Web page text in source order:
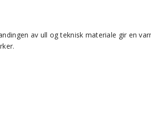
av ull og teknisk materiale gir en